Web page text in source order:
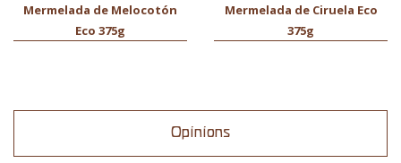
Mermelada de Melocotón
Eco 375g
Mermelada de Ciruela Eco
375g
Opinions